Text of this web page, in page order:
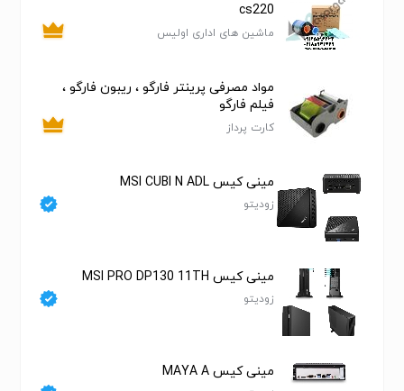
cs220
ماشین های اداری اولیس
مواد مصرفی پرینتر فارگو ، ریبون فارگو ،
فیلم فارگو
کارت پرداز
مینی کیس MSI CUBI N ADL
زودیتو
مینی کیس MSI PRO DP130 11TH
زودیتو
مینی کیس MAYA A